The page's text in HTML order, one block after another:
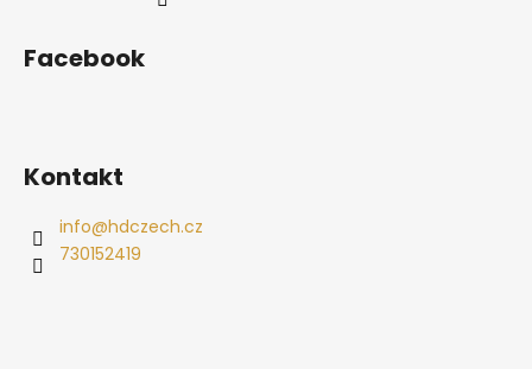
Facebook
Kontakt
info@hdczech.cz
730152419